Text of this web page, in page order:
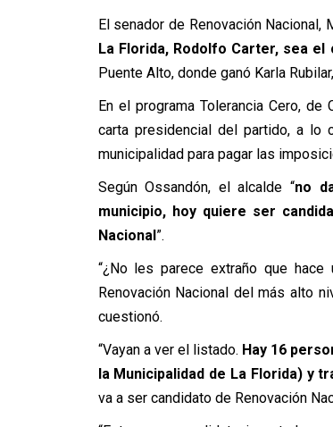
El senador de Renovación Nacional,
La Florida, Rodolfo Carter, sea el
Puente Alto, donde ganó Karla
En el programa Tolerancia Cero,
carta presidencial del partido, a lo
municipalidad para pagar las
Según Ossandón, el alcalde “no
municipio, hoy quiere ser
Nacional”.
“¿No les parece extraño que
Renovación Nacional del más alto
cuestionó.
“Vayan a ver el listado. Hay 16
la Municipalidad de La Florida) y
va a ser candidato de Renovación